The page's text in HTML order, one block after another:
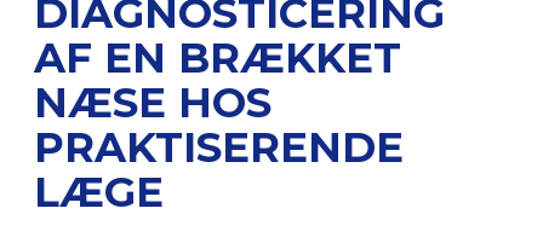
DIAGNOSTICERING
AF EN BRÆKKET
NÆSE HOS
PRAKTISERENDE
LÆGE